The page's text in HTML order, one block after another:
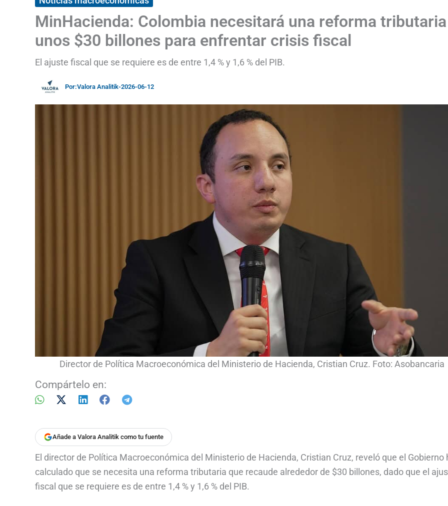
MinHacienda: Colombia necesitará una reforma
unos $30 billones para enfrentar crisis fiscal
El ajuste fiscal que se requiere es de entre 1,4 % y 1,6 % del PIB.
Por:Valora Analitik-2026-06-12
Director de Política Macroeconómica del Ministerio de Hacienda, Cristian Cruz. Foto: Asobancaria
Compártelo en:
Añade a Valora Analitik como tu fuente
El director de Política Macroeconómica del Ministerio de Hacienda, Cristian Cruz, reveló que el Gobierno
calculado que se necesita una reforma tributaria que recaude alrededor de $30 billones, dado que el
fiscal que se requiere es de entre 1,4 % y 1,6 % del PIB.